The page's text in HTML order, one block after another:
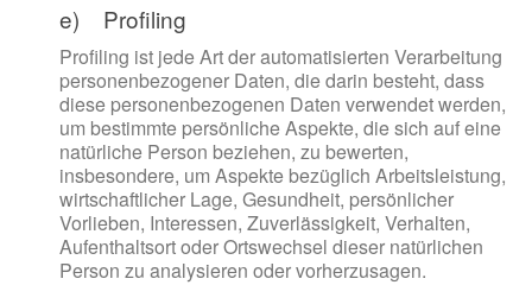
e) Profiling
Profiling ist jede Art der automatisierten Verarbeitung
personenbezogener Daten, die darin besteht, dass
diese personenbezogenen Daten verwendet werden,
um bestimmte persönliche Aspekte, die sich auf eine
natürliche Person beziehen, zu bewerten,
insbesondere, um Aspekte bezüglich Arbeitsleistung,
wirtschaftlicher Lage, Gesundheit, persönlicher
Vorlieben, Interessen, Zuverlässigkeit, Verhalten,
Aufenthaltsort oder Ortswechsel dieser natürlichen
Person zu analysieren oder vorherzusagen.